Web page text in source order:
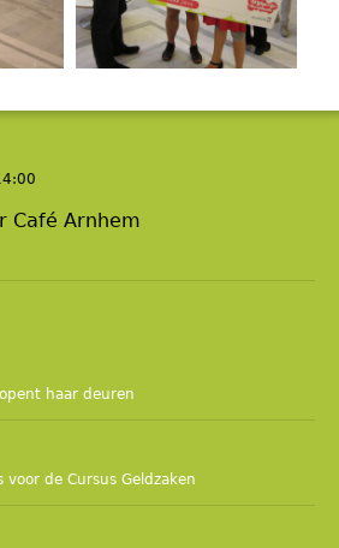
Café Arnhem
haar deuren
de Cursus Geldzaken